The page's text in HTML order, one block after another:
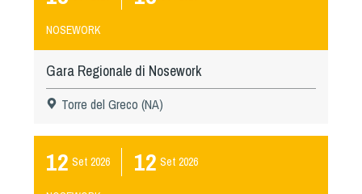
NOSEWORK
Gara Regionale di Nosework
Torre del Greco (NA)
12 Set 2026 12 Set 2026